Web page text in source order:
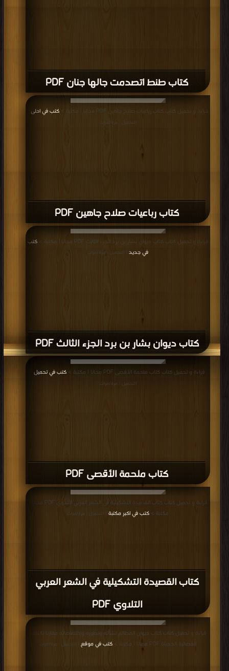
كتاب طنط اتصدمت جالها جنان PDF
كتاب رباعيات صلاح جاهين PDF
قراءة و تحميل كتاب كتاب رباعيات صلاح جاهين PDF مجانا | مكتبة > كتب في احلى
التحميل : مرة/مرات
كتاب ديوان بشار بن برد الجزء الثالث PDF
قراءة و تحميل كتاب كتاب ديوان بشار بن برد الجزء الثالث PDF مجانا | مكتبة >
كتب
في جديد | التحميل : مرة/مرات
كتاب ملحمة الأقصى PDF
قراءة و تحميل كتاب كتاب ملحمة الأقصى PDF مجانا | مكتبة > كتب في تحميل
التحميل : مرة/مرات
كتاب القصيدة التشكيلية في الشعر العربي
التلاوي PDF
قراءة و تحميل كتاب كتاب القصيدة التشكيلية في الشعر العربي التلاوي PDF مجانا |
مكتبة > كتب في اكبر مكتبة | التحميل : مرة/مرات
قراءة و تحميل كتاب كتاب ديوان المظالم نشأته وتطوره وإختصاصاته مقارنا بالنظم
القضائية الحديثة PDF مجانا | مكتبة >
كتب في موقع | التحميل : مرة/مرات